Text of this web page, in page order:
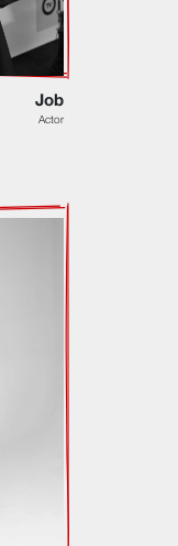
Job
Actor